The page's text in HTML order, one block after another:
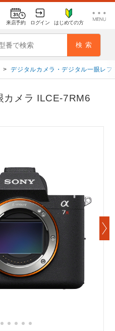
来店予約 ログイン はじめての方
> デジタルカメラ・デジタル一眼レフ
カメラ ILCE-7RM6